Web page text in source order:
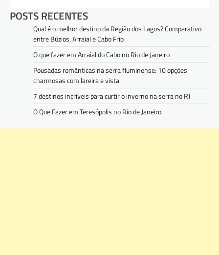
POSTS RECENTES
Qual é o melhor destino da Região dos Lagos? Comparativo
entre Búzios, Arraial e Cabo Frio
O que fazer em Arraial do Cabo no Rio de Janeiro
Pousadas românticas na serra fluminense: 10 opções
charmosas com lareira e vista
7 destinos incríveis para curtir o inverno na serra no RJ
O Que Fazer em Teresópolis no Rio de Janeiro